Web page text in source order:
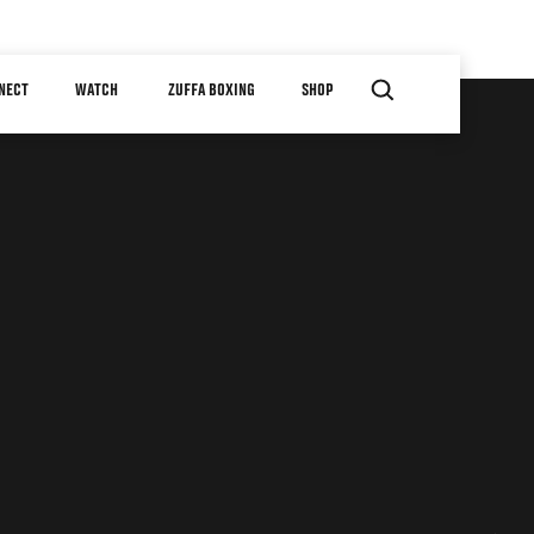
WATCH ZUFFA BOXING SHOP